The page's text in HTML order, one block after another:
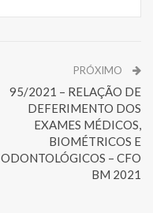
PRÓXIMO
95/2021 – RELAÇÃO DE
DEFERIMENTO DOS
EXAMES MÉDICOS,
BIOMÉTRICOS E
ODONTOLÓGICOS – CFO
BM 2021